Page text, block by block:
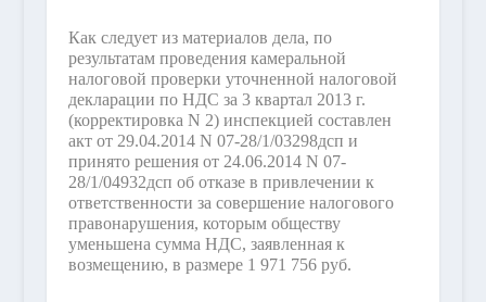
Как следует из материалов дела, по
результатам проведения камеральной
налоговой проверки уточненной налоговой
декларации по НДС за 3 квартал 2013 г.
(корректировка N 2) инспекцией составлен
акт от 29.04.2014 N 07-28/1/03298дсп и
принято решения от 24.06.2014 N 07-
28/1/04932дсп об отказе в привлечении к
ответственности за совершение налогового
правонарушения, которым обществу
уменьшена сумма НДС, заявленная к
возмещению, в размере 1 971 756 руб.